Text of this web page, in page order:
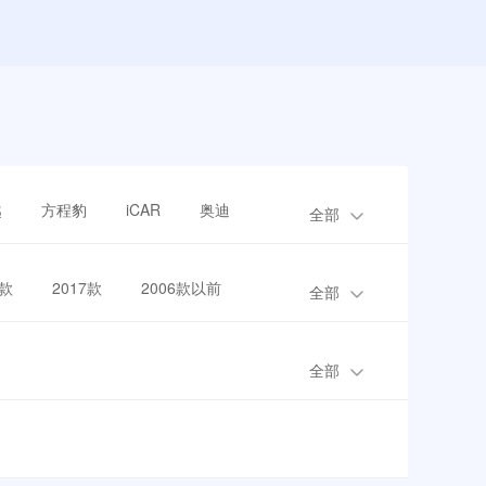
方程豹 iCAR 奥迪 全部
2017款 2006款以前 全部
全部